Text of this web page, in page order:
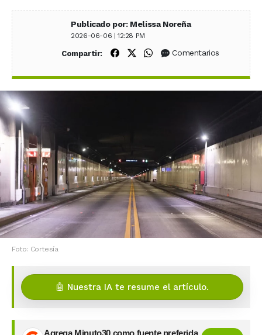
Publicado por: Melissa Noreña
2026-06-06 | 12:28 PM
Compartir: Compartir en Facebook
Compartir en X (Twitter)
Compartir en WhatsApp
Comentarios
Foto: Cortesía
🤖 Nuestra IA te resume el artículo.